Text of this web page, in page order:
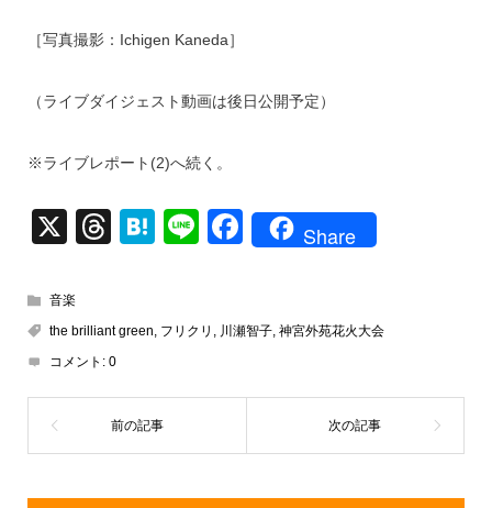
［写真撮影：Ichigen Kaneda］
（ライブダイジェスト動画は後日公開予定）
※ライブレポート(2)へ続く。
X
T
a
d
s
H
n
Li
F
e
o
Share
音楽
the brilliant green, フリクリ , 川瀬智子, 神宮外苑花火大会
コメント: 0